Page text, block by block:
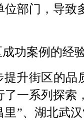
部门，导致
功案例的经
升街区的
了一系列探
里”、湖北武汉